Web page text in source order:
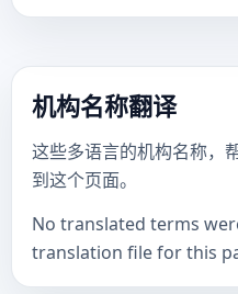
机构名称翻译
这些多语言的机构名称，
到这个页面。
No translated terms
translation file for this